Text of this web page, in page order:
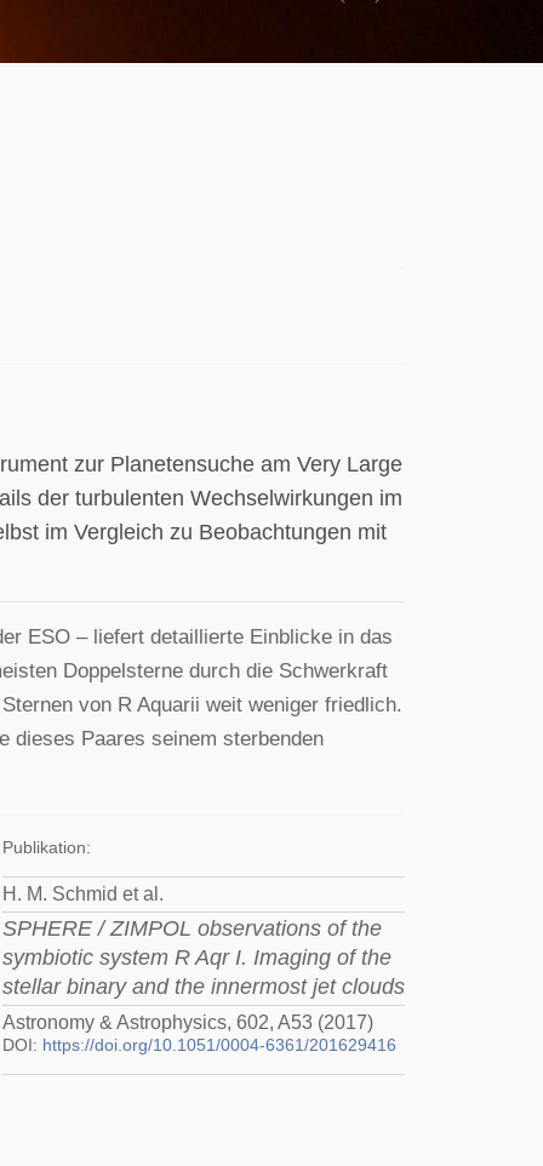
Previous
Next
zur Planetensuche am Very Large
der turbulenten Wechselwirkungen im
im Vergleich zu Beobachtungen mit
ESO – liefert detaillierte Einblicke in das
Doppelsterne durch die Schwerkraft
von R Aquarii weit weniger friedlich.
dieses Paares seinem sterbenden
Publikation:
H. M. Schmid et al.
SPHERE / ZIMPOL observations of the
symbiotic system R Aqr I. Imaging of the
stellar binary and the innermost jet clouds
Astronomy & Astrophysics, 602, A53 (2017)
DOI: https://doi.org/10.1051/0004-6361/201629416